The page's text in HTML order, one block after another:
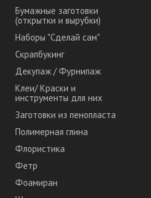
Бумажные заготовки
(открытки и вырубки)
Наборы "Сделай сам"
Скрапбукинг
Декупаж / Фурнипаж
Клеи/ Краски и
инструменты для них
Заготовки из пенопласта
Полимерная глина
Флористика
Фетр
Фоамиран